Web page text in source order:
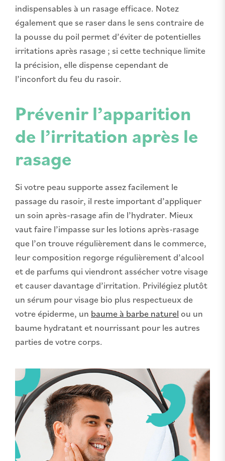
indispensables à un rasage efficace. Notez
également que se raser dans le sens contraire de
la pousse du poil permet d’éviter de potentielles
irritations après rasage ; si cette technique limite
la précision, elle dispense cependant de
l’inconfort du feu du rasoir.
Prévenir l’apparition
de l’irritation après le
rasage
Si votre peau supporte assez facilement le
passage du rasoir, il reste important d’appliquer
un soin après-rasage afin de l’hydrater. Mieux
vaut faire l’impasse sur les lotions après-rasage
que l’on trouve régulièrement dans le commerce,
leur composition regorge régulièrement d’alcool
et de parfums qui viendront assécher votre visage
et causer davantage d’irritation. Privilégiez plutôt
un sérum pour visage bio plus respectueux de
votre épiderme, un baume à barbe naturel ou un
baume hydratant et nourrissant pour les autres
parties de votre corps.